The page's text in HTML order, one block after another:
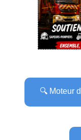
🔍 Moteur